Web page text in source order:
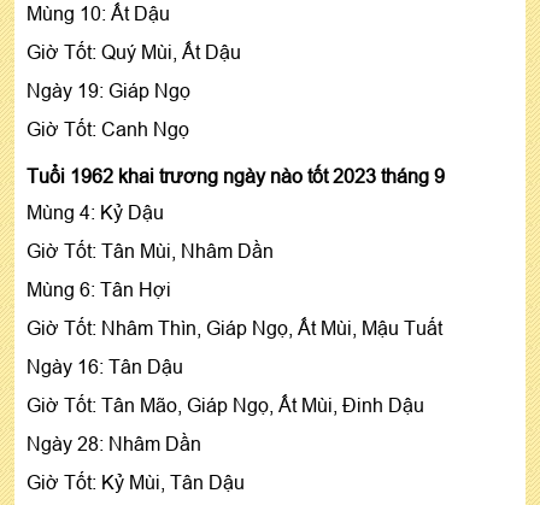
Mùng 10: Ất Dậu
Giờ Tốt: Quý Mùi, Ất Dậu
Ngày 19: Giáp Ngọ
Giờ Tốt: Canh Ngọ
Tuổi 1962 khai trương ngày nào tốt 2023 tháng 9
Mùng 4: Kỷ Dậu
Giờ Tốt: Tân Mùi, Nhâm Dần
Mùng 6: Tân Hợi
Giờ Tốt: Nhâm Thìn, Giáp Ngọ, Ất Mùi, Mậu Tuất
Ngày 16: Tân Dậu
Giờ Tốt: Tân Mão, Giáp Ngọ, Ất Mùi, Đinh Dậu
Ngày 28: Nhâm Dần
Giờ Tốt: Kỷ Mùi, Tân Dậu